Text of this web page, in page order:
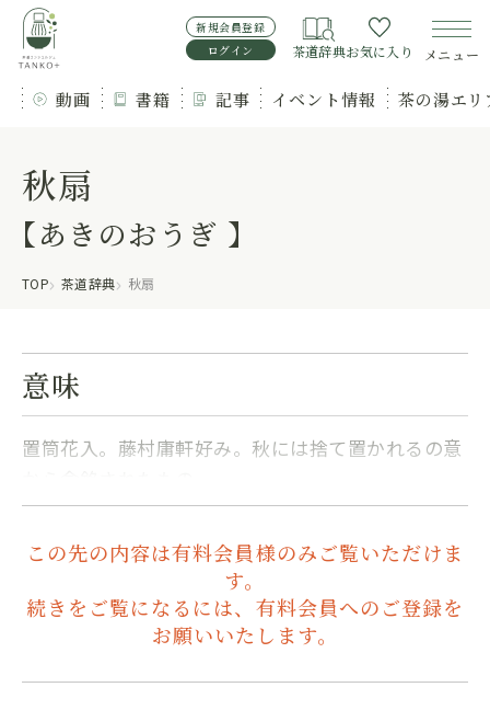
新規会員登録
ログイン
茶道辞典お気に入り メニュー
動画 書籍 記事 イベント情報 茶の湯エ
秋扇
【あきのおうぎ 】
TOP 茶道辞典 秋扇
意味
置筒花入。藤村庸軒好み。秋には捨て置かれるの意
この先の内容は有料会員様のみご覧いただけま
す。
続きをご覧になるには、有料会員へのご登録を
お願いいたします。